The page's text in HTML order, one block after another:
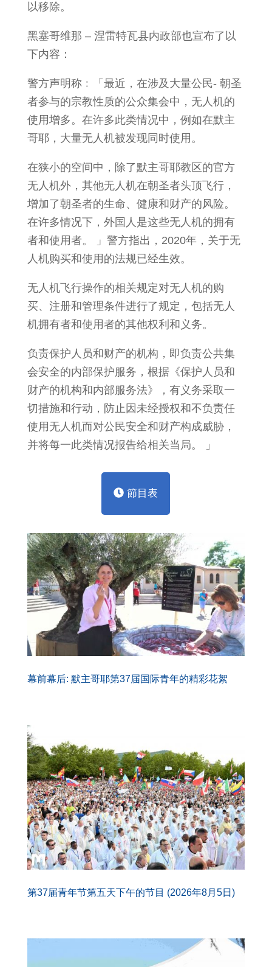
以移除。
黑塞哥维那 – 涅雷特瓦县内政部也宣布了以
下内容：
警方声明称﹕「最近，在涉及大量公民- 朝圣
者参与的宗教性质的公众集会中，无人机的
使用增多。在许多此类情况中，例如在默主
哥耶，大量无人机被发现同时使用。
在狭小的空间中，除了默主哥耶教区的官方
无人机外，其他无人机在朝圣者头顶飞行，
增加了朝圣者的生命、健康和财产的风险。
在许多情况下，外国人是这些无人机的拥有
者和使用者。 」警方指出，2020年，关于无
人机购买和使用的法规已经生效。
无人机飞行操作的相关规定对无人机的购
买、注册和管理条件进行了规定，包括无人
机拥有者和使用者的其他权利和义务。
负责保护人员和财产的机构，即负责公共集
会安全的内部保护服务，根据《保护人员和
财产的机构和内部服务法》，有义务采取一
切措施和行动，防止因未经授权和不负责任
使用无人机而对公民安全和财产构成威胁，
并将每一此类情况报告给相关当局。 」
節目表
幕前幕后: 默主哥耶第37届国际青年的精彩花絮
第37届青年节第五天下午的节目 (2026年8月5日)